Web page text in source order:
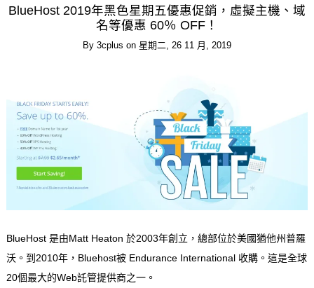
BlueHost 2019年黑色星期五優惠促銷，虛擬主機、域
名等優惠 60％ OFF！
By 3cplus on 星期二, 26 11 月, 2019
BlueHost 是由Matt Heaton 於2003年創立，總部位於美國猶他州普羅
沃。到2010年，Bluehost被 Endurance International 收購。這是全球
20個最大的Web託管提供商之一。